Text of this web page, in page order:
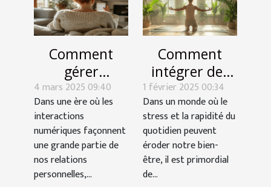
Comment
gérer
l'indifférence
d'un ex sur les
réseaux
sociaux
4 mars 2025 09:40
Dans une ère où les
interactions
numériques façonnent
une grande partie de
nos relations
personnelles,...
Comment
intégrer des
routines de
yoga pour
améliorer le
bien-être
quotidien
1 février 2025 00:34
Dans un monde où le
stress et la rapidité du
quotidien peuvent
éroder notre bien-
être, il est primordial
de...